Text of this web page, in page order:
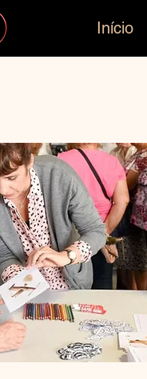
Início